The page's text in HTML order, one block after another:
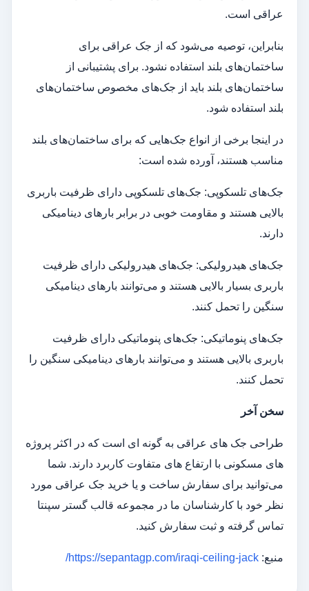
عراقی است.
بنابراین، توصیه می‌شود که از جک عراقی برای
ساختمان‌های بلند استفاده نشود. برای پشتیبانی از
ساختمان‌های بلند باید از جک‌های مخصوص ساختمان‌های
بلند استفاده شود.
در اینجا برخی از انواع جک‌هایی که برای ساختمان‌های بلند
مناسب هستند، آورده شده است:
جک‌های تلسکوپی: جک‌های تلسکوپی دارای ظرفیت باربری
بالایی هستند و مقاومت خوبی در برابر بارهای دینامیکی
دارند.
جک‌های هیدرولیکی: جک‌های هیدرولیکی دارای ظرفیت
باربری بسیار بالایی هستند و می‌توانند بارهای دینامیکی
سنگین را تحمل کنند.
جک‌های پنوماتیکی: جک‌های پنوماتیکی دارای ظرفیت
باربری بالایی هستند و می‌توانند بارهای دینامیکی سنگین را
تحمل کنند.
سخن آخر
طراحی جک های عراقی به گونه ای است که در اکثر پروژه
های مسکونی با ارتفاع های متفاوت کاربرد دارند. شما
می‌توانید برای سفارش ساخت و یا خرید جک عراقی مورد
نظر خود با کارشناسان ما در مجموعه قالب گستر سپنتا
تماس گرفته و ثبت سفارش کنید.
منبع: https://sepantagp.com/iraqi-ceiling-jack/